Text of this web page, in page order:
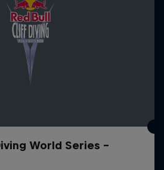
World Series -